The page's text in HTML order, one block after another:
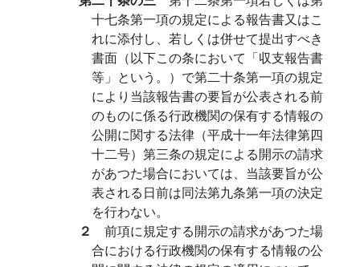
十七条第一項の規定による報告書又はこ
れに添付し、若しくは併せて提出すべき
書面（以下この条において「収支報告書
等」という。）で第二十条第一項の規定
により当該報告書の要旨が公表される前
のものに係る行政機関の保有する情報の
公開に関する法律（平成十一年法律第四
十二号）第三条の規定による開示の請求
があつた場合においては、当該要旨が公
表される日前は同法第九条第一項の決定
を行わない。
２ 前項に規定する開示の請求があつた場
合における行政機関の保有する情報の公